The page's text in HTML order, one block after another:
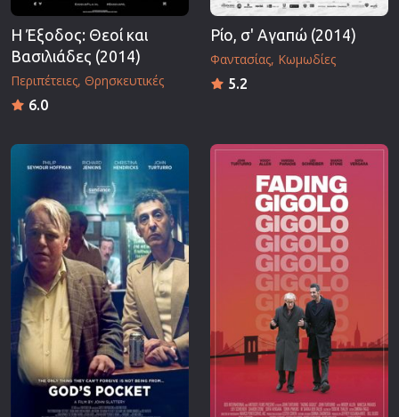
Η Έξοδος: Θεοί και
Βασιλιάδες (2014)
Περιπέτειες Θρησκευτικές
6.0
Ρίο, σ' Αγαπώ (2014)
Φαντασίας Κωμωδίες
5.2